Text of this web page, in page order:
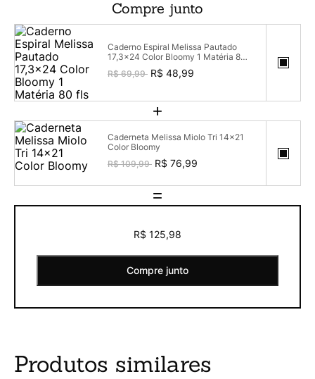
Compre junto
Caderno Espiral Melissa Pautado
17,3x24 Color Bloomy 1 Matéria 80
R$ 69,99 R$ 48,99
+
Caderneta Melissa Miolo Tri 14x21
Color Bloomy
R$ 109,99 R$ 76,99
=
R$ 125,98
Compre junto
Produtos similares